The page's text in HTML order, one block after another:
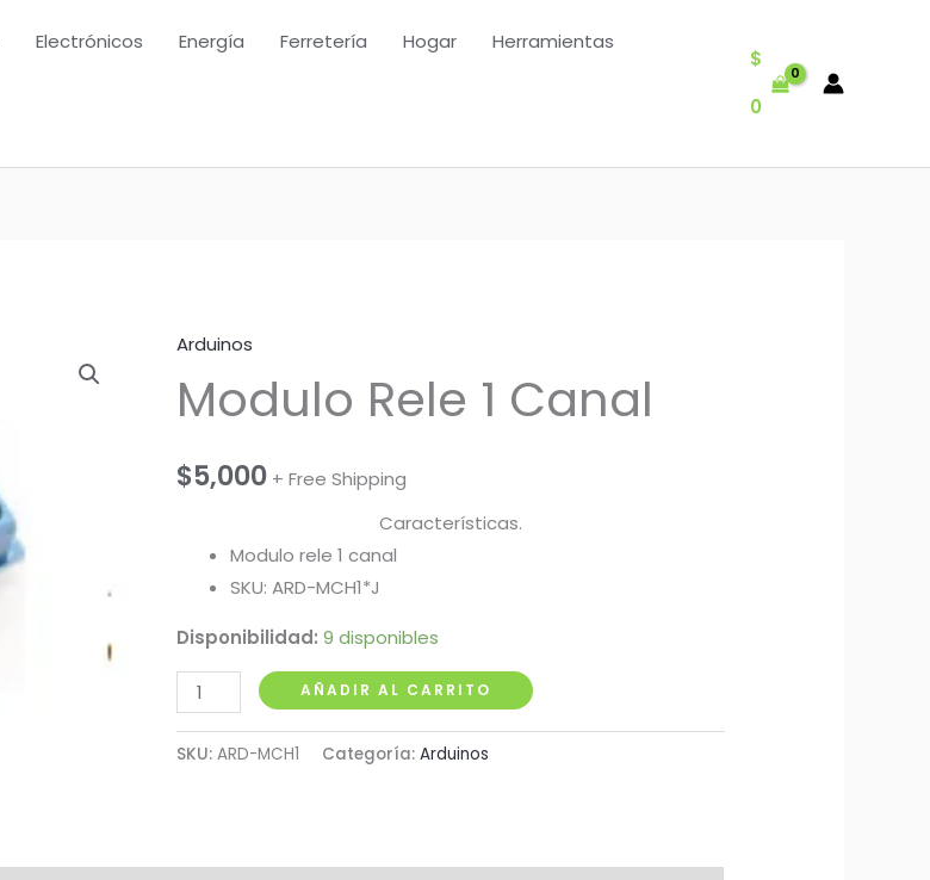
Electrónicos Energía Ferretería Hogar Herramientas
$
0
Arduinos
Modulo Rele 1 Canal
$5,000 + Free Shipping
Características.
Modulo rele 1 canal
SKU: ARD-MCH1*J
Disponibilidad: 9 disponibles
Modulo
Rele
1
AÑADIR AL CARRITO
SKU: ARD-MCH1 Categoría: Arduinos